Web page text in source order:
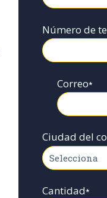
Número de
Correo*
Ciudad del
Cantidad*